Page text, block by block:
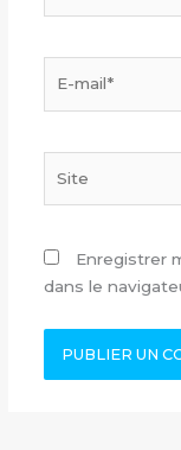
Enregistrer
dans le